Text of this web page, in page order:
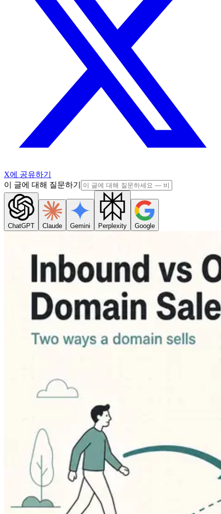
X에 공유하기
이 글에 대해 질문하기
ChatGPT Claude Gemini Perplexity Google